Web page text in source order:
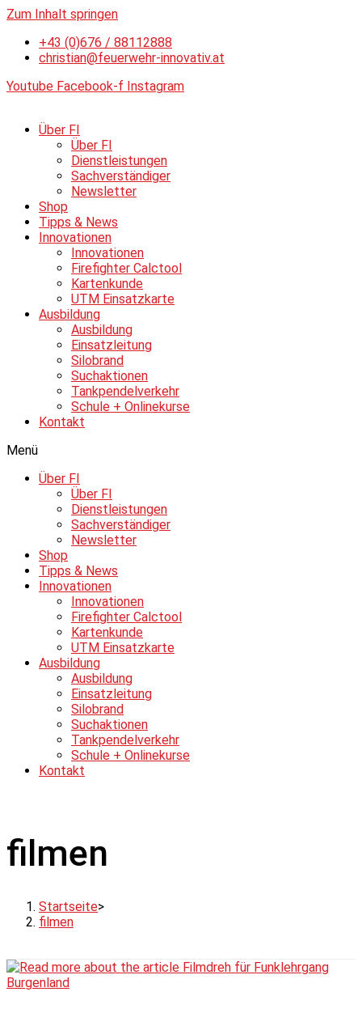
Zum Inhalt springen
+43 (0)676 / 88112888
christian@feuerwehr-innovativ.at
Youtube Facebook-f Instagram
Über FI
Über FI
Dienstleistungen
Sachverständiger
Newsletter
Shop
Tipps & News
Innovationen
Innovationen
Firefighter Calctool
Kartenkunde
UTM Einsatzkarte
Ausbildung
Ausbildung
Einsatzleitung
Silobrand
Suchaktionen
Tankpendelverkehr
Schule + Onlinekurse
Kontakt
Menü
Über FI
Über FI
Dienstleistungen
Sachverständiger
Newsletter
Shop
Tipps & News
Innovationen
Innovationen
Firefighter Calctool
Kartenkunde
UTM Einsatzkarte
Ausbildung
Ausbildung
Einsatzleitung
Silobrand
Suchaktionen
Tankpendelverkehr
Schule + Onlinekurse
Kontakt
filmen
Startseite>
filmen